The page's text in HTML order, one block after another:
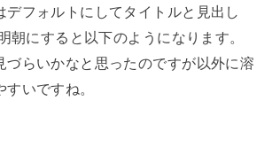
デフォルトにしてタイトルと見出し
朝にすると以下のようになります。
づらいかなと思ったのですが以外に溶
いですね。